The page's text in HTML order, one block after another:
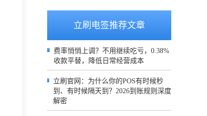
立刷电签推荐文章
费率悄悄上调？不用继续吃亏，0.38%
收款平替，降低日常经营成本
立刷官网：为什么你的POS有时候秒
到、有时候隔天到？2026到账规则深度
解密